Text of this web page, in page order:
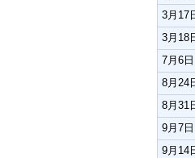
3月17
3月18
7月6日
8月24
8月31
9月7日
9月14